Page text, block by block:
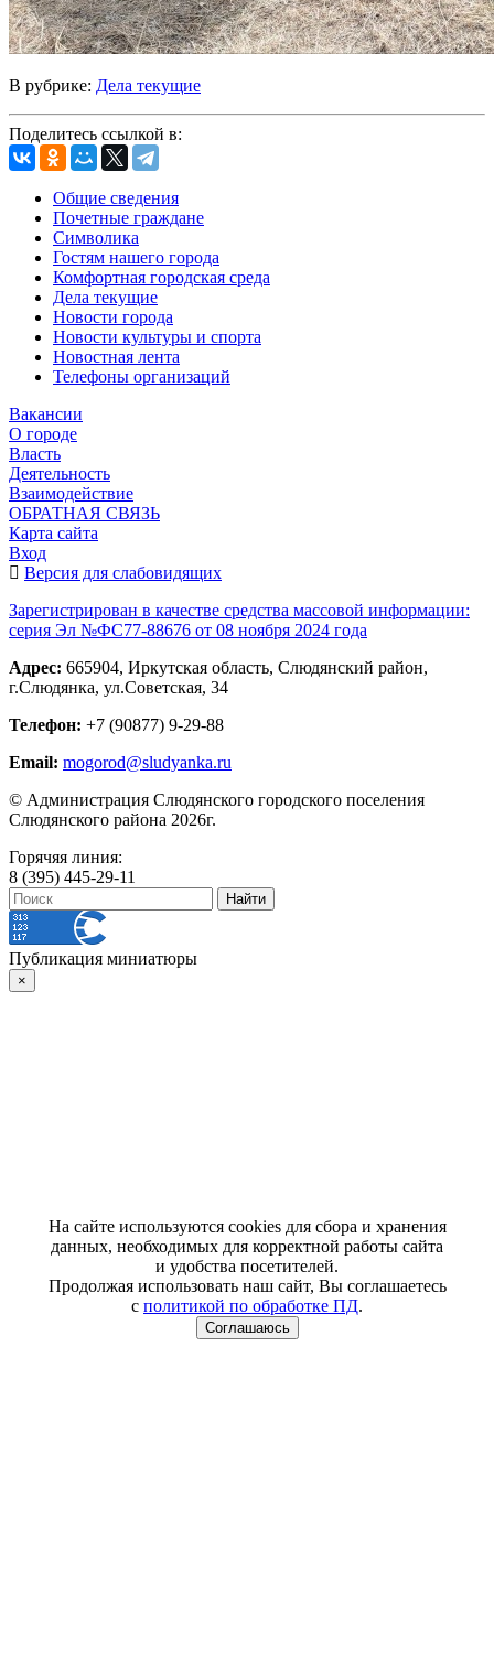
В рубрике: Дела текущие
Поделитесь ссылкой в:
Общие сведения
Почетные граждане
Символика
Гостям нашего города
Комфортная городская среда
Дела текущие
Новости города
Новости культуры и спорта
Новостная лента
Телефоны организаций
Вакансии
О городе
Власть
Деятельность
Взаимодействие
ОБРАТНАЯ СВЯЗЬ
Карта сайта
Вход
Версия для слабовидящих
Зарегистрирован в качестве средства массовой информации:
серия Эл №ФС77-88676 от 08 ноября 2024 года
Адрес: 665904, Иркутская область, Слюдянский район,
г.Слюдянка, ул.Советская, 34
Телефон: +7 (90877) 9-29-88
Email: mogorod@sludyanka.ru
© Администрация Слюдянского городского поселения
Слюдянского района 2026г.
Горячяя линия:
8 (395) 445-29-11
Публикация миниатюры
×
На сайте используются cookies для сбора и хранения
данных, необходимых для корректной работы сайта
и удобства посетителей.
Продолжая использовать наш сайт, Вы соглашаетесь
с политикой по обработке ПД.
Соглашаюсь